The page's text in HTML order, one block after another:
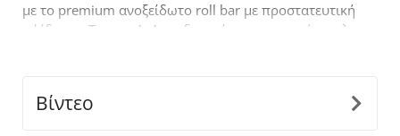
με το premium ανοξείδωτο roll bar με προστατευτική
αψίδα της Tessera4x4 σχεδιασμένο για αντοχή, στυλ
Βασικά χαρακτηριστικά:
Βίντεο